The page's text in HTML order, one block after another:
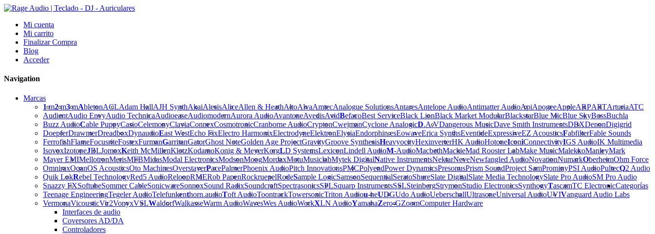
Mi cuenta
Mi carrito
Finalizar Compra
Blog
Acceder
Navigation
Marcas
1m2m3mAbletonACLAdam HallAJH SynthAkaiAlesisAliceAllen & HeathAltoAlvaAmtecAnalogue SolutionsAntaresAntelope AudioAntimatter AudioApiApogeeAppleARPARTArturiaATC
AudientAudio EnvyAudio TechnicaAudioeaseAudiomodernAurora AudioAvantoneAvedisAvidBefacoBest ServiceBlack LionBlack Market ModularBlackstarBlue MicBlue SkyBossBuchla
Buzz AudioCable PuppyCasioCelemonyClaviaConnexCosmotronicCranborne AudioCryptonCwejmanCyclone AnalogicD.A.VDangerous MusicDave Smith InstrumentsDBXDenonDigigrid
DoepferDrawmerDreadboxDynaudioEast WestEcho FixElectro HarmonixElectrodyneElektronElysiaEndorphin.esEowaveErica SynthsEventideExpressiveEZ AcousticsFabfilterFable Sounds
FerrofishFlameFocusriteFostexFurmanGarritanGatorGhost NoteGolden Age ProjectGravityGroove SynthesisHeavyocityHexinverterHK AudioHotoneIconiConnectivityIGS AudioIK Multimedia
IsovoxIzotopeJBLJomoxKeith McMillenKlotzKodamoKonig & MeyerKorgLD SystemsLexiconLindell AudioM-AudioMacbethMackieMad Rooster LabMake MusicMalekkoManleyMark
Mayer EMIMellotronMerisMFBMidasModal ElectronicsModsonMoogMordaxMotuMusiclabMytek DigitalNative InstrumentsNektarNeveNewfangled AudioNovationNumarkOberheimOhm Force
OmniraxOqanOS AcousticsOto MachinesOverstayerPacePalmerPhoenix AudioPitch InnovationsPMCPolyendPower DynamicsPresonusPrism SoundProject SamProminyPSI AudioPultecQ2 Audio
Quik LokRebel TechnologyRed5 AudioReloopRMERob PapenRockruepelRodeSample LogicSamsonSequentialSeratoShureSlate DigitalSlate Media TechnologySlate Pro AudioSM Pro Audio
Snazzy FXSoftubeSommer CableSonicwareSonnoxSound RadixSoundcraftSpectrasonicsSPLSquarp InstrumentsSSLSteinbergStrymonStudio ElectronicsSynthogyTascamTC Electronic
Teenage EngineeringTegeler AudioTelefunkenthorn.audioToft AudioToontrackTowersonicTriton Audiou-heUDGUdo AudioUeberschallUltrasoneUniversal AudioUVIVanguard Audio Labs
VermonaVicousticVir2VonyxVSLWaldorfWalkasseWarm AudioWavesWes AudioWorkXLN AudioYamahaZero-GZoom
Categorías
Computer Hardware
Interfaces de audio
Coversores AD/DA
Controladores